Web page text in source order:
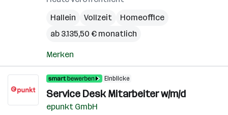
Hallein
Vollzeit
Homeoffice
ab 3.135,50 € monatlich
Merken
Einblicke
Service Desk Mitarbeiter w/m/d
epunkt GmbH